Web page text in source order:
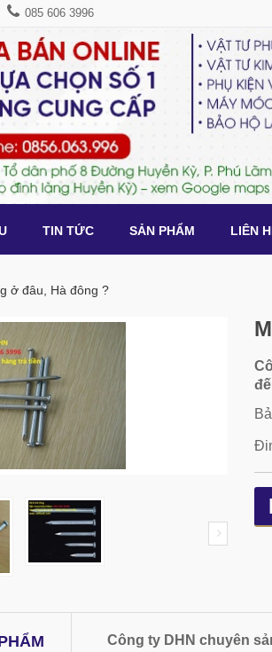
085 606 3996
TIN TỨC SẢN PHẨM LIÊN
ở đâu, Hà đông ?
Công ty DHN chuyên